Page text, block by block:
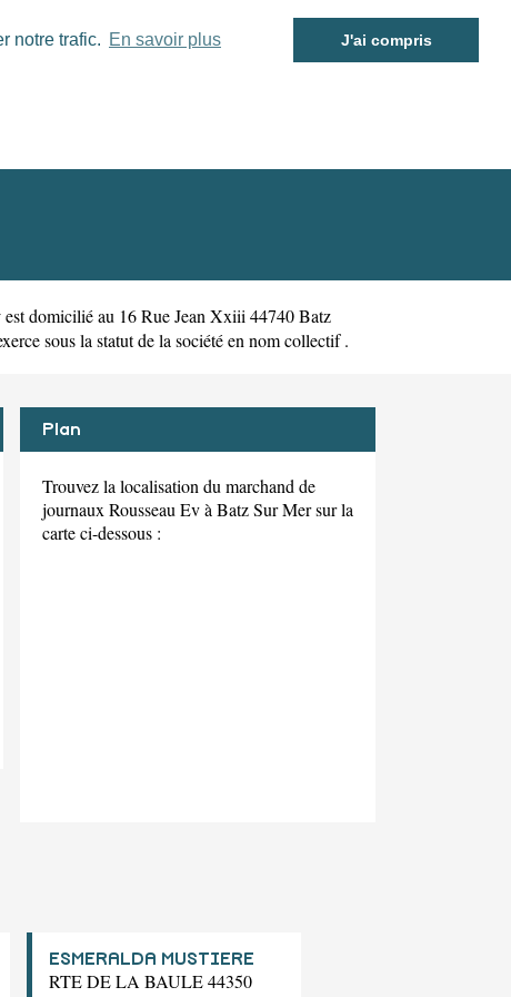
notre trafic. En savoir plus J'ai compris
est domicilié au 16 Rue Jean Xxiii 44740 Batz
sous la statut de la société en nom collectif .
Plan
Trouvez la localisation du marchand de
journaux Rousseau Ev à Batz Sur Mer sur la
carte ci-dessous :
ESMERALDA MUSTIERE
RTE DE LA BAULE 44350